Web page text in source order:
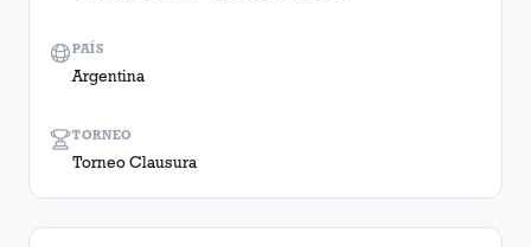
TORNEO
Torneo Clausura
PAÍS
Argentina